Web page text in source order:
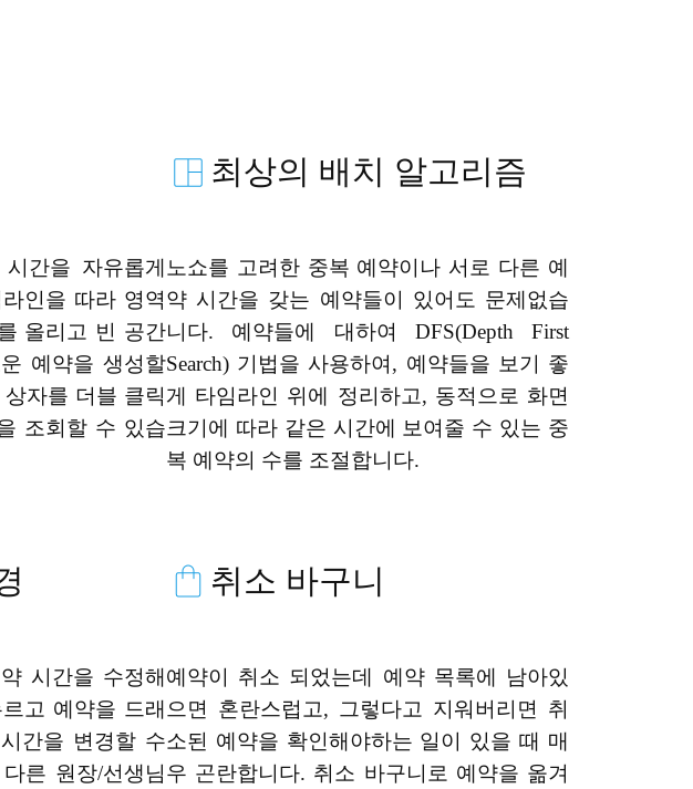
간을 자유롭게
인을 따라 영역
올리고 빈 공간
예약을 생성할
자를 더블 클릭
조회할 수 있습
최상의 배치 알고리즘
노쇼를 고려한 중복 예약이나 서로 다른 예
약 시간을 갖는 예약들이 있어도 문제없습
니다. 예약들에 대하여 DFS(Depth First
Search) 기법을 사용하여, 예약들을 보기 좋
게 타임라인 위에 정리하고, 동적으로 화면
크기에 따라 같은 시간에 보여줄 수 있는 중
복 예약의 수를 조절합니다.
시간을 수정해
고 예약을 드래
간을 변경할 수
른 원장/선생님
취소 바구니
예약이 취소 되었는데 예약 목록에 남아있
으면 혼란스럽고, 그렇다고 지워버리면 취
소된 예약을 확인해야하는 일이 있을 때 매
우 곤란합니다. 취소 바구니로 예약을 옮겨